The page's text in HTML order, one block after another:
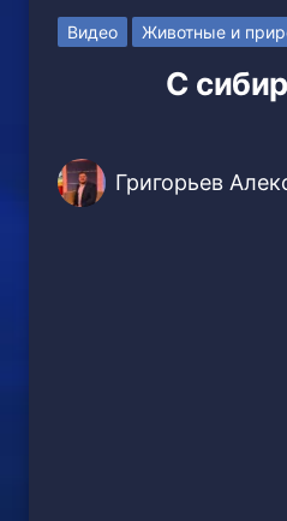
Видео Животные и
С
Григорьев